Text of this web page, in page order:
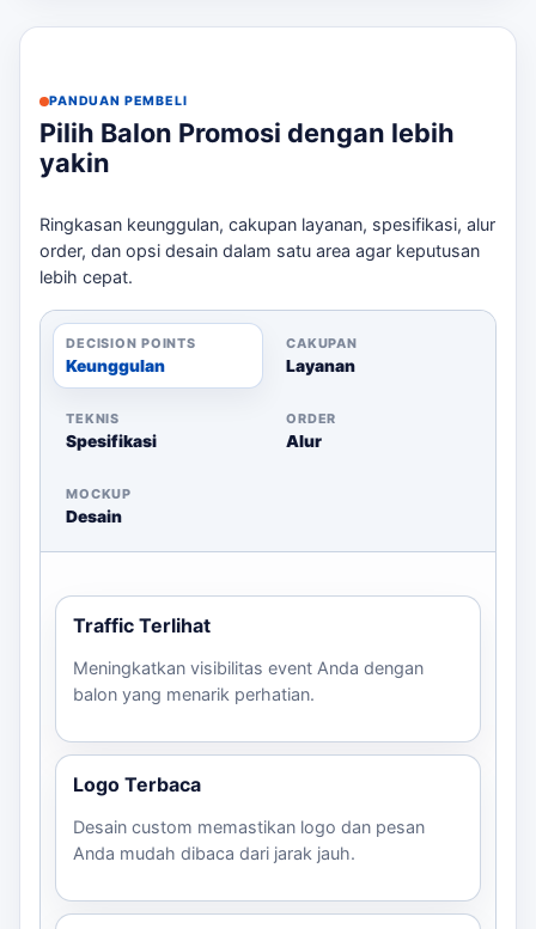
dapat bertahan dalam berbagai kondisi, baik indoor
Checklist Sebelum Memesan
Siapkan file desain logo dalam format yang
sesuai.
dibutuhkan.
Diskusikan deadline dan lokasi pengiriman.
Dengan langkah-langkah ini, Anda akan memastikan
bahwa produk yang diterima sesuai dengan harapan
Anda. Jangan ragu untuk
menghubungi kami
konsultasi lebih lanjut.
PANDUAN PEMBELI
Pilih Balon Promosi dengan lebih
yakin
Ringkasan keunggulan, cakupan layanan, spesifikasi, alur
order, dan opsi desain dalam satu area agar keputusan
lebih cepat.
DECISION POINTS
Keunggulan
CAKUPAN
Layanan
TEKNIS
Spesifikasi
ORDER
Alur
MOCKUP
Desain
Traffic Terlihat
Meningkatkan visibilitas event Anda dengan
balon yang menarik perhatian.
Logo Terbaca
Desain custom memastikan logo dan pesan
Anda mudah dibaca dari jarak jauh.